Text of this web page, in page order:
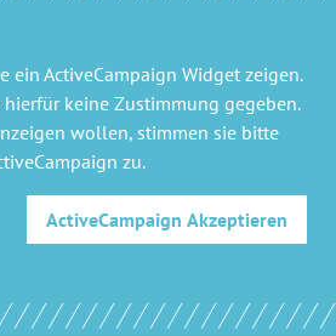
ein ActiveCampaign Widgetzeigen.
hierfür keine Zustimmung gegeben.
wollen, stimmen sie bitte
zu.
ActiveCampaign Akzeptieren